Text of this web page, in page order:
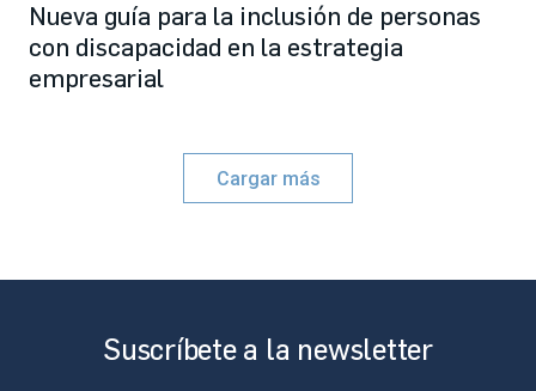
Nueva guía para la inclusión de personas
con discapacidad en la estrategia
empresarial
Cargar más
Suscríbete a la newsletter